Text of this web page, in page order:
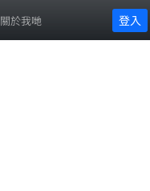
關於我哋 登入